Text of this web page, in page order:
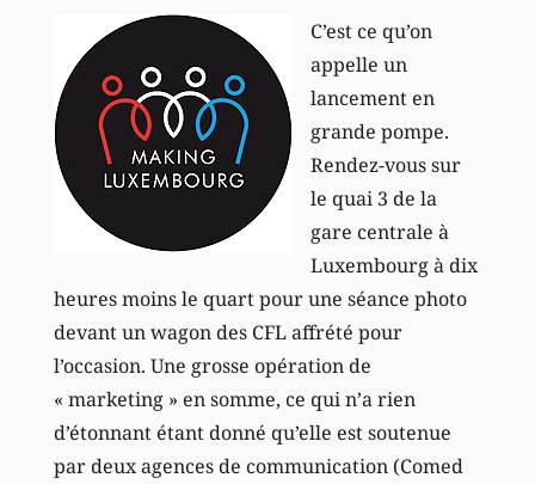
C’est ce qu’on
appelle un
lancement en
grande pompe.
Rendez-vous sur
le quai 3 de la
gare centrale à
Luxembourg à dix
heures moins le quart pour une séance photo
devant un wagon des CFL affrété pour
l’occasion. Une grosse opération de
« marketing » en somme, ce qui n’a rien
d’étonnant étant donné qu’elle est soutenue
par deux agences de communication (Comed